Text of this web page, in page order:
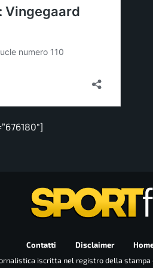
Contatti Disclaimer
iscritta nel registro della stampa